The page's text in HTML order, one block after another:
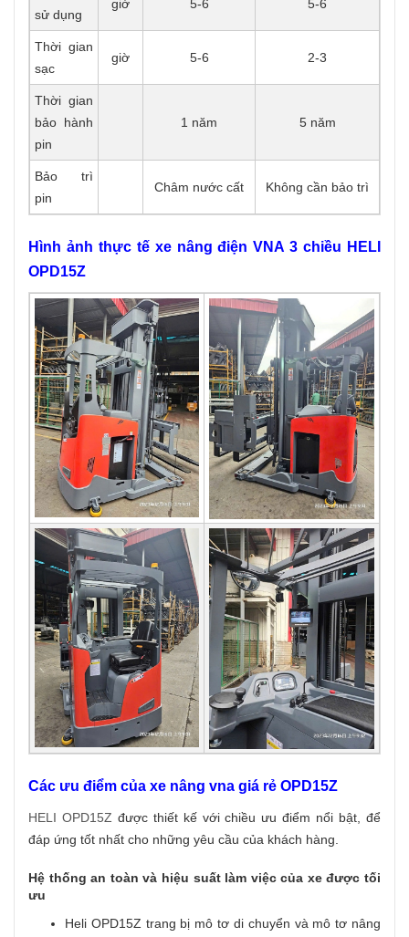
sử dụng
giờ 5-6 5-6
Thời gian
sạc
giờ 5-6 2-3
Thời gian
bảo hành
pin
1 năm 5 năm
Bảo trì
pin
Châm nước cất Không cần bảo trì
Hình ảnh thực tế xe nâng điện VNA 3 chiều HELI
OPD15Z
Các ưu điểm của xe nâng vna giá rẻ OPD15Z
HELI OPD15Z được thiết kế với chiều ưu điểm nổi bật, để
đáp ứng tốt nhất cho những yêu cầu của khách hàng.
Hệ thống an toàn và hiệu suất làm việc của xe được tối
ưu
Heli OPD15Z trang bị mô tơ di chuyển và mô tơ nâng